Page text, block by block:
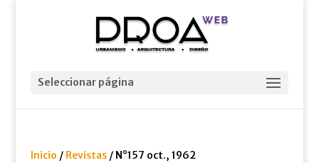
Seleccionar página
Inicio / Revistas/ N°157 oct., 1962